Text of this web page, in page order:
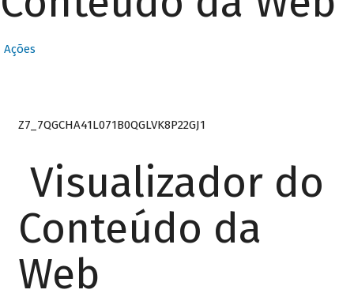
Ações
Z7_7QGCHA41L071B0QGLVK8P22GJ1
Visualizador do
Conteúdo da
Web